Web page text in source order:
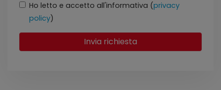
Ho letto e accetto all'informativa (privacy
policy)
Invia richiesta